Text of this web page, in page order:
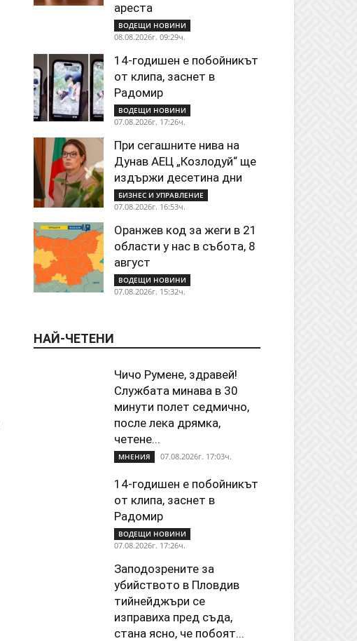
ареста
ВОДЕЩИ НОВИНИ
08.08.2026г. 09:29ч.
14-годишен е побойникът
от клипа, заснет в
Радомир
ВОДЕЩИ НОВИНИ
07.08.2026г. 17:26ч.
При сегашните нива на
Дунав АЕЦ „Козлодуй“ ще
издържи десетина дни
БИЗНЕС И УПРАВЛЕНИЕ
07.08.2026г. 16:53ч.
Оранжев код за жеги в 21
области у нас в събота, 8
август
ВОДЕЩИ НОВИНИ
07.08.2026г. 15:32ч.
НАЙ-ЧЕТЕНИ
Чичо Румене, здравей!
Службата минава в 30
минути полет седмично,
после лека дрямка,
четене...
МНЕНИЯ 07.08.2026г. 17:03ч.
14-годишен е побойникът
от клипа, заснет в
Радомир
ВОДЕЩИ НОВИНИ
07.08.2026г. 17:26ч.
Заподозрените за
убийството в Пловдив
тийнейджъри се
изправиха пред съда,
стана ясно, че побоят...